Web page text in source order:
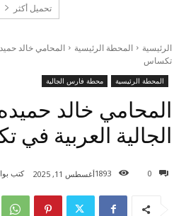
تحميل أكثر
الرئيسية المحطة الرئيسية
المحامي خالد
تكساس
المحطة الرئيسية محطة فارس الجالية
المحامي خالد
الجالية العربية
0
1893أغسطس 11, 2025 كتب